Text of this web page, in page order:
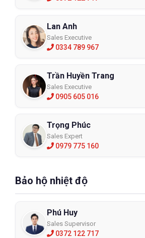
Lan Anh
Sales Executive
0334 789 967
Trần Huyền Trang
Sales Executive
0905 605 016
Trọng Phúc
Sales Expert
0979 775 160
Bảo hộ nhiệt độ
Phú Huy
Sales Supervisor
0372 122 717